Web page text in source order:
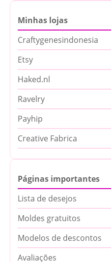
Minhas lojas
Craftygenesindonesia
Etsy
Haked.nl
Ravelry
Payhip
Creative Fabrica
Páginas importantes
Lista de desejos
Moldes gratuitos
Modelos de descontos
Avaliações